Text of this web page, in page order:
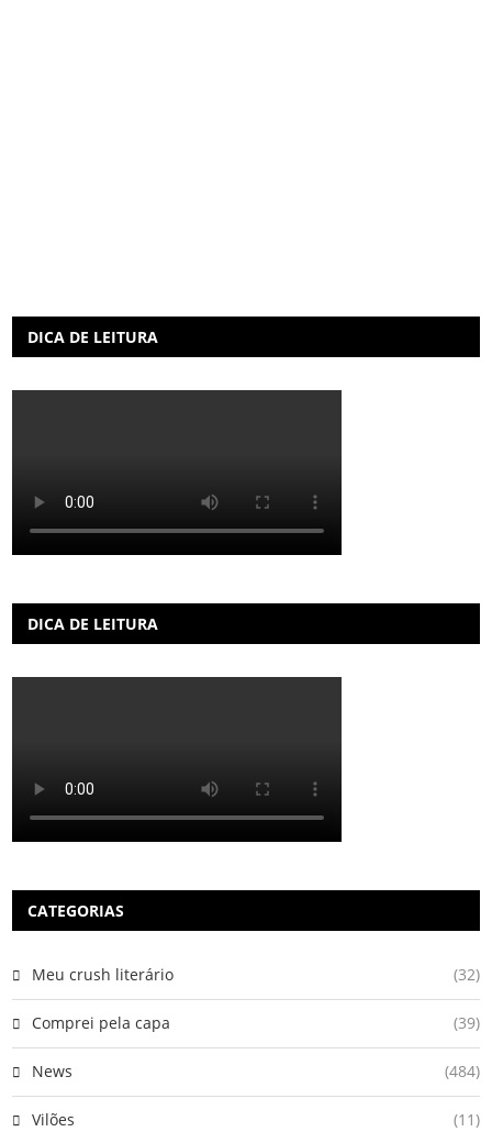
DICA DE LEITURA
DICA DE LEITURA
CATEGORIAS
Meu crush literário (32)
Comprei pela capa (39)
News (484)
Vilões (11)